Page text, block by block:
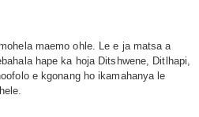
maemo ohle. Le e ja matsa a
hape ka hoja Ditshwene, Ditlhapi,
e kgonang ho ikamahanya le